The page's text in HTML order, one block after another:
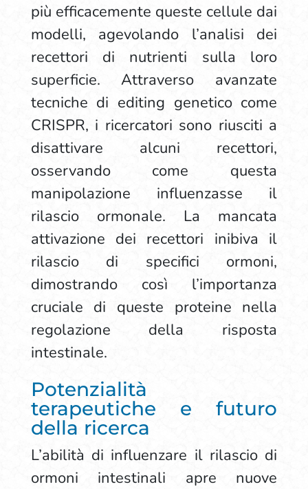
più efficacemente queste cellule dai
modelli, agevolando l’analisi dei
recettori di nutrienti sulla loro
superficie. Attraverso avanzate
tecniche di editing genetico come
CRISPR, i ricercatori sono riusciti a
disattivare alcuni recettori,
osservando come questa
manipolazione influenzasse il
rilascio ormonale. La mancata
attivazione dei recettori inibiva il
rilascio di specifici ormoni,
dimostrando così l’importanza
cruciale di queste proteine nella
regolazione della risposta
intestinale.
Potenzialità
terapeutiche e futuro
della ricerca
L’abilità di influenzare il rilascio di
ormoni intestinali apre nuove